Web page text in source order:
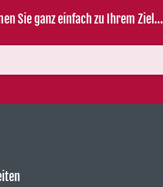
Sie ganz einfach zu Ihrem Ziel...